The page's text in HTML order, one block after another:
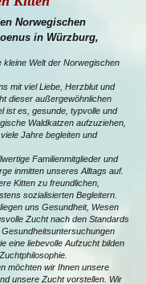
Norwegischen
in Würzburg,
Welt der Norwegischen
mit viel Liebe, Herzblut und
dieser außergewöhnlichen
ist es, gesunde, typvolle und
Waldkatzen aufzuziehen,
Jahre begleiten und
Familienmitglieder und
inmitten unseres Alltags auf.
Kitten zu freundlichen,
sozialisierten Begleitern.
uns Gesundheit, Wesen
Zucht nach den Standards
eine liebevolle Aufzucht bilden
möchten wir Ihnen unsere
unsere Zucht vorstellen. Wir